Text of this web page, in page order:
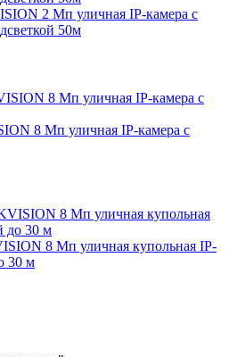
2 Мп уличная IP-камера с
50м
8 Мп уличная IP-камера с
8 Мп уличная купольная IP-
30 м